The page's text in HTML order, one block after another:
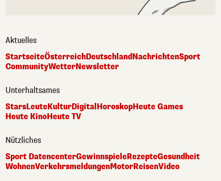
Aktuelles
StartseiteÖsterreichDeutschlandNachrichtenSport
CommunityWetterNewsletter
Unterhaltsames
StarsLeuteKulturDigital HoroskopHeute Games
Heute KinoHeute TV
Nützliches
Sport DatencenterGewinnspieleRezepteGesundheit
WohnenVerkehrsmeldungenMotorReisenVideo